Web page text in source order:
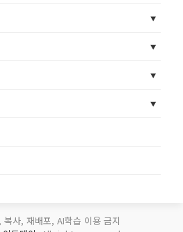
사, 재배포, AI학습 이용 금지